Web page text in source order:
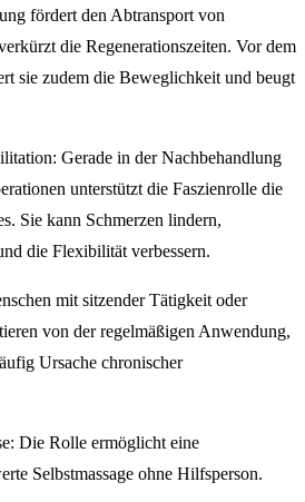
fördert den Abtransport von
die Regenerationszeiten. Vor dem
sie zudem die Beweglichkeit und beugt
Gerade in der Nachbehandlung
unterstützt die Faszienrolle die
Sie kann Schmerzen lindern,
die Flexibilität verbessern.
mit sitzender Tätigkeit oder
von der regelmäßigen Anwendung,
Ursache chronischer
Die Rolle ermöglicht eine
Selbstmassage ohne Hilfsperson.